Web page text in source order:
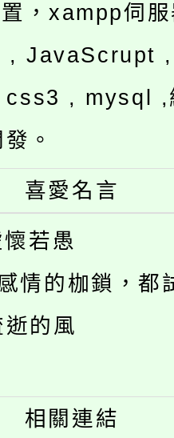
，xampp伺
, JavaScrupt
, mysql ,
。
喜愛名言
若愚
情的枷鎖，都
的風
相關連結